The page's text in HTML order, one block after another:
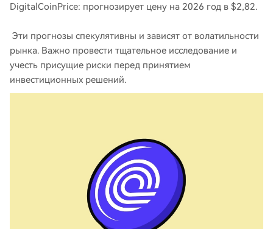
DigitalCoinPrice: прогнозирует цену на 2026 год в $2,82.
Эти прогнозы спекулятивны и зависят от волатильности
рынка. Важно провести тщательное исследование и
учесть присущие риски перед принятием
инвестиционных решений.